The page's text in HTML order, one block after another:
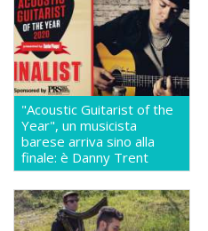
"Acoustic Guitarist of the
Year", un musicista
barese arriva sino alla
finale: è Danny Trent